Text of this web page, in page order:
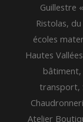
Guillestre
Ristolas,
écoles
Hautes
bâtiment,
transport,
Atelier